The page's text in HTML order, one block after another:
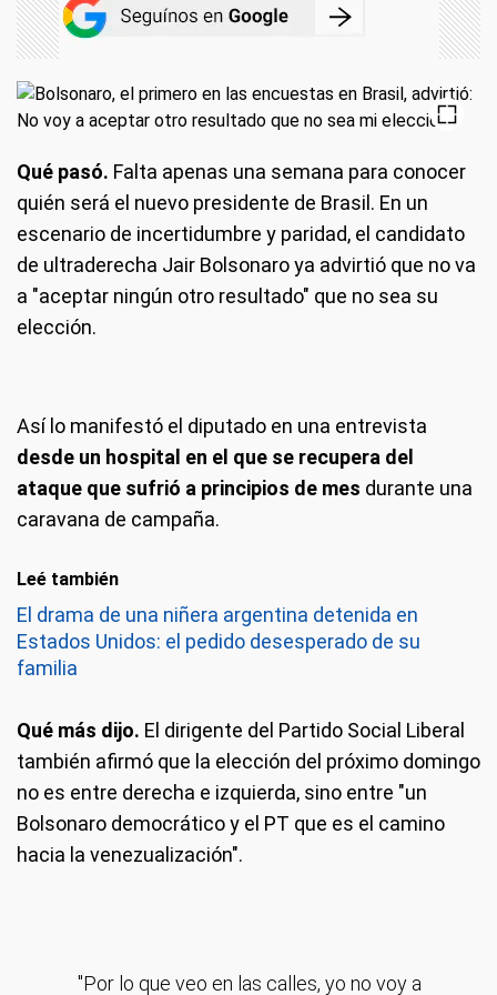
Qué pasó. Falta apenas una semana para conocer
quién será el nuevo presidente de Brasil. En un
escenario de incertidumbre y paridad, el candidato
de ultraderecha Jair Bolsonaro ya advirtió que no va
a "aceptar ningún otro resultado" que no sea su
elección.
Así lo manifestó el diputado en una entrevista
desde un hospital en el que se recupera del
ataque que sufrió a principios de mes durante una
caravana de campaña.
Leé también
El drama de una niñera argentina detenida en
Estados Unidos: el pedido desesperado de su
familia
Qué más dijo. El dirigente del Partido Social Liberal
también afirmó que la elección del próximo domingo
no es entre derecha e izquierda, sino entre "un
Bolsonaro democrático y el PT que es el camino
hacia la venezualización".
"Por lo que veo en las calles, yo no voy a